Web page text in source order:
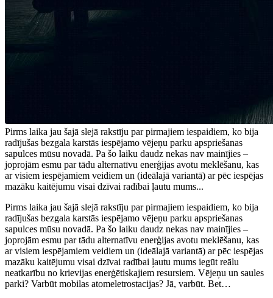
Pirms laika jau šajā slejā rakstīju par pirmajiem iespaidiem, ko bija
radījušas bezgala karstās iespējamo vējeņu parku apspriešanas
sapulces mūsu novadā. Pa šo laiku daudz nekas nav mainījies –
joprojām esmu par tādu alternatīvu enerģijas avotu meklēšanu, kas
ar visiem iespējamiem veidiem un (ideālajā variantā) ar pēc iespējas
mazāku kaitējumu visai dzīvai radībai ļautu mums...
Pirms laika jau šajā slejā rakstīju par pirmajiem iespaidiem, ko bija
radījušas bezgala karstās iespējamo vējeņu parku apspriešanas
sapulces mūsu novadā. Pa šo laiku daudz nekas nav mainījies –
joprojām esmu par tādu alternatīvu enerģijas avotu meklēšanu, kas
ar visiem iespējamiem veidiem un (ideālajā variantā) ar pēc iespējas
mazāku kaitējumu visai dzīvai radībai ļautu mums iegūt reālu
neatkarību no krievijas enerģētiskajiem resursiem. Vējeņu un saules
parki? Varbūt mobilas atomeletrostacijas? Jā, varbūt. Bet…